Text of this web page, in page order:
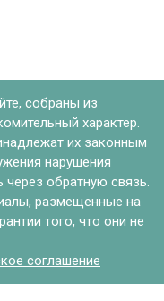
собраны из
характер.
их законным
нарушения
обратную связь.
размещенные на
того, что они не
соглашение